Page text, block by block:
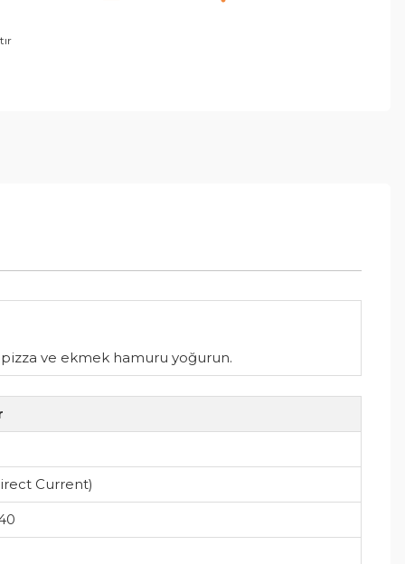
pizza ve ekmek hamuru yoğurun.
Current)